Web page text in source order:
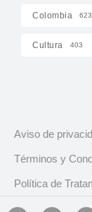
Colombia
Cultura 403
Aviso de
Términos y
Política de